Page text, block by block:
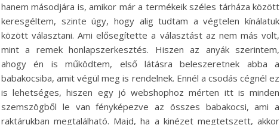
hanem másodjára is, amikor már a termékeik széles tárháza között
keresgéltem, szinte úgy, hogy alig tudtam a végtelen kínálatuk
között választani. Ami elősegítette a választást az nem más volt,
mint a remek honlapszerkesztés. Hiszen az anyák szerintem,
ahogy én is működtem, első látásra beleszeretnek abba a
babakocsiba, amit végül meg is rendelnek. Ennél a csodás cégnél ez
is lehetséges, hiszen egy jó webshophoz mérten itt is minden
szemszögből le van fényképezve az összes babakocsi, ami a
raktárukban megtalálható. Majd, ha a kinézet megtetszett, akkor